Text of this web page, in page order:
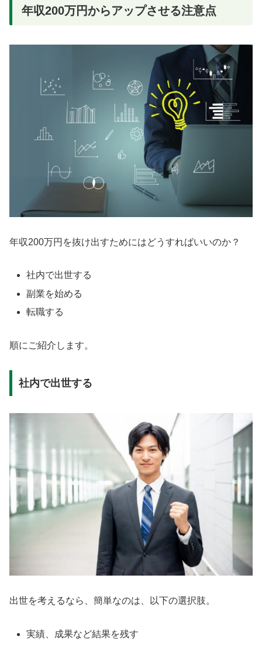
年収200万円からアップさせる注意点
年収200万円を抜け出すためにはどうすればいいのか？
社内で出世する
副業を始める
転職する
順にご紹介します。
社内で出世する
出世を考えるなら、簡単なのは、以下の選択肢。
実績、成果など結果を残す